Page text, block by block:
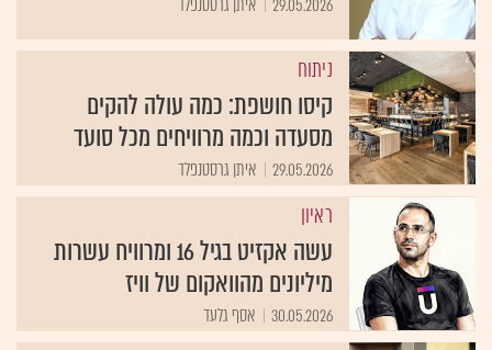
ניתוח
קיסו חושפת: כמה עולה להקים
מסעדה וכמה מרוויחים מכל סועד
29.05.2026 איתן גרסטנפלד
ראיון
עשה אקזיט בגיל 16 ומרוויח עשרות
מיליונים מהוואקום של וויז
30.05.2026 אסף גלעד